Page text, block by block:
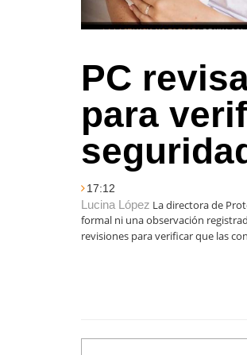
PC
para
17:12
Lucina López La directora de
formal ni una observación
revisiones para verificar que las